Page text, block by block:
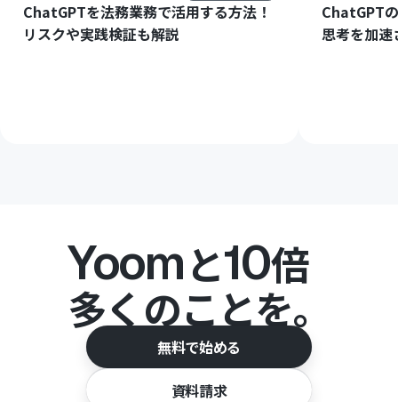
ChatGPTを法務業務で活用する方法！
リスクや実践検証も解説
ChatGPT
思考を加速
Yoomと10倍
多くのことを。
無料で始める
資料請求